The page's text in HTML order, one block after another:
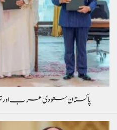
پاکستان سعودی عرب اور